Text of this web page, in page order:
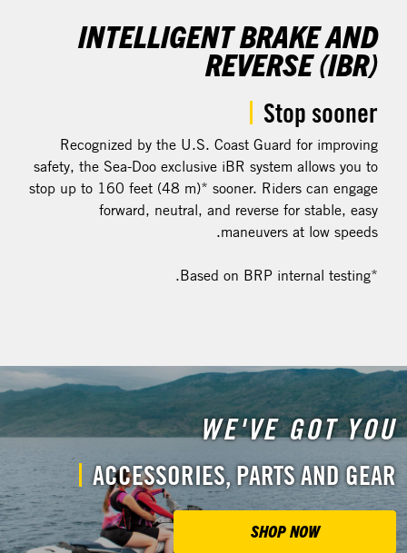
INTELLIGENT BRAKE AND
REVERSE (IBR)
Stop sooner
Recognized by the U.S. Coast Guard for improving
safety, the Sea-Doo exclusive iBR system allows you to
stop up to 160 feet (48 m)* sooner. Riders can engage
forward, neutral, and reverse for stable, easy
maneuvers at low speeds.
*Based on BRP internal testing.
WE'VE GOT YOU
ACCESSORIES, PARTS AND GEAR
SHOP NOW